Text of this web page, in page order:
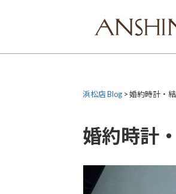
浜松店 Blog >婚約時計・
婚約時計